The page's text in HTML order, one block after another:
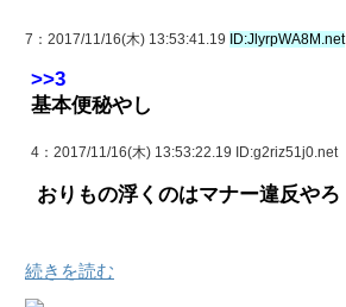
7 ：2017/11/16(木) 13:53:41.19 ID:JlyrpWA8M.net
>>3
基本便秘やし
4 ：2017/11/16(木) 13:53:22.19 ID:g2riz51j0.net
おりもの浮くのはマナー違反やろ
続きを読む